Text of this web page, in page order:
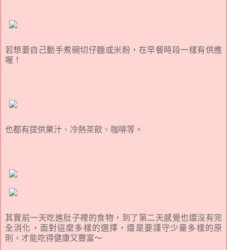
若想要自己動手煮碗切仔麵或米粉，在早餐時段一樣有供應
喔！
也都有提供果汁、冷熱茶飲、咖啡等。
其實前一天吃進肚子裡的食物，到了第二天感覺也還沒有完
全消化，面對這麼多樣的選擇，還是要謹守少量多樣的原
則，才能吃得健康又豐富～